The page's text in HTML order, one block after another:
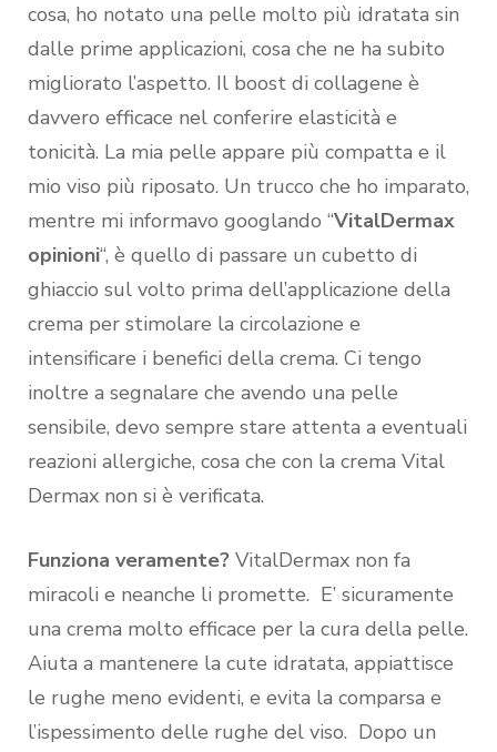
cosa, ho notato una pelle molto più idratata sin
dalle prime applicazioni, cosa che ne ha subito
migliorato l’aspetto. Il boost di collagene è
davvero efficace nel conferire elasticità e
tonicità. La mia pelle appare più compatta e il
mio viso più riposato. Un trucco che ho imparato,
mentre mi informavo googlando “VitalDermax
opinioni“, è quello di passare un cubetto di
ghiaccio sul volto prima dell’applicazione della
crema per stimolare la circolazione e
intensificare i benefici della crema. Ci tengo
inoltre a segnalare che avendo una pelle
sensibile, devo sempre stare attenta a eventuali
reazioni allergiche, cosa che con la crema Vital
Dermax non si è verificata.
Funziona veramente? VitalDermax non fa
miracoli e neanche li promette. E’ sicuramente
una crema molto efficace per la cura della pelle.
Aiuta a mantenere la cute idratata, appiattisce
le rughe meno evidenti, e evita la comparsa e
l’ispessimento delle rughe del viso. Dopo un